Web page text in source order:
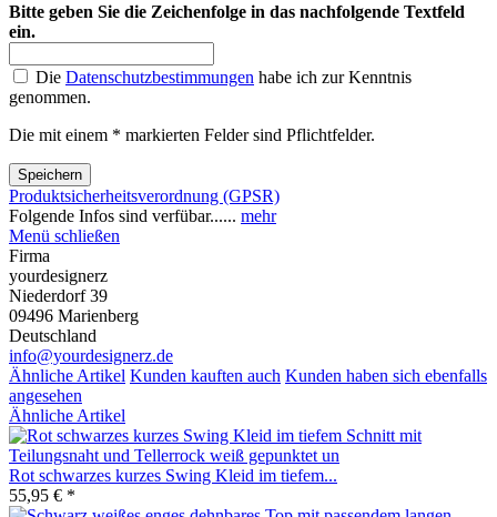
Bitte geben Sie die Zeichenfolge in das nachfolgende Textfeld
ein.
Die Datenschutzbestimmungen habe ich zur Kenntnis
genommen.
Die mit einem * markierten Felder sind Pflichtfelder.
Speichern
Produktsicherheitsverordnung (GPSR)
Folgende Infos sind verfübar...... mehr
Menü schließen
Firma
yourdesignerz
Niederdorf 39
09496 Marienberg
Deutschland
info@yourdesignerz.de
Ähnliche Artikel Kunden kauften auch Kunden haben sich ebenfalls
angesehen
Ähnliche Artikel
Rot schwarzes kurzes Swing Kleid im tiefem...
55,95 € *